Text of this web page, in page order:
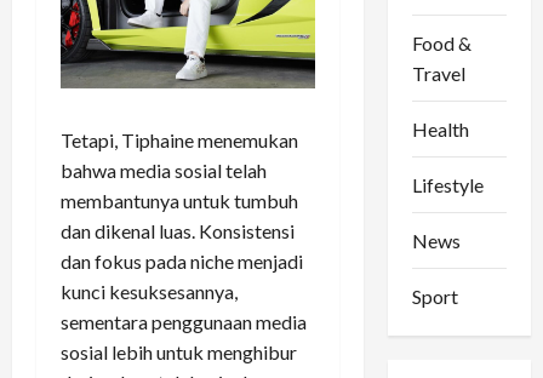
Tetapi, Tiphaine menemukan
bahwa media sosial telah
membantunya untuk tumbuh
dan dikenal luas. Konsistensi
dan fokus pada niche menjadi
kunci kesuksesannya,
sementara penggunaan media
sosial lebih untuk menghibur
Food &
Travel
Health
Lifestyle
News
Sport